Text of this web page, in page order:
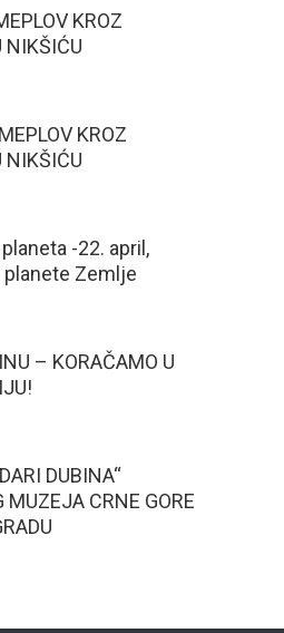
KROZ
NIKŠIĆU
KROZ
NIKŠIĆU
-22. april,
Zemlje
– KORAČAMO U
DUBINA“
MUZEJA CRNE GORE